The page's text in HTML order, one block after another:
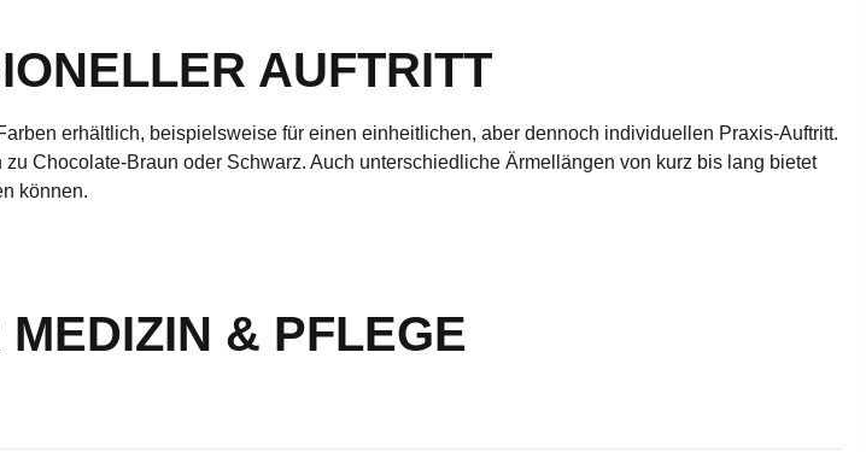
AUFTRITT
erhältlich, beispielsweise für einen einheitlichen, aber dennoch individuellen Praxis-Auftritt.
Chocolate-Braun oder Schwarz. Auch unterschiedliche Ärmellängen von kurz bis lang bietet
können.
& PFLEGE